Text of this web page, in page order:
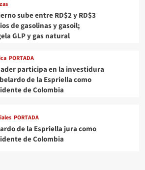
sube entre RD$2 y RD$3
de gasolinas y gasoil;
GLP y gas natural
PORTADA
participa en la investidura
de la Espriella como
de Colombia
PORTADA
de la Espriella jura como
de Colombia